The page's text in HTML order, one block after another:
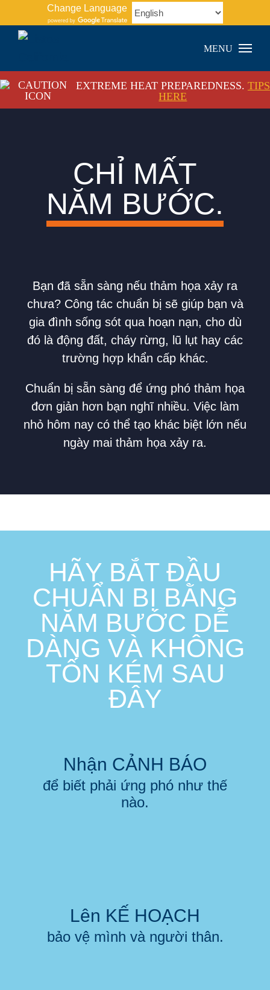
to
Change Language
EXTREME HEAT PREPAREDNESS. TIPS
HERE
CHỈ MẤT
NĂM BƯỚC.
Bạn đã sẵn sàng nếu thảm họa xảy ra
chưa? Công tác chuẩn bị sẽ giúp bạn và
gia đình sống sót qua hoạn nạn, cho dù
đó là động đất, cháy rừng, lũ lụt hay các
trường hợp khẩn cấp khác.
Chuẩn bị sẵn sàng để ứng phó thảm họa
đơn giản hơn bạn nghĩ nhiều. Việc làm
nhỏ hôm nay có thể tạo khác biệt lớn nếu
ngày mai thảm họa xảy ra.
HÃY BẮT ĐẦU
CHUẨN BỊ BẰNG
NĂM BƯỚC DỄ
DÀNG VÀ KHÔNG
TỐN KÉM SAU
ĐÂY
Nhận CẢNH BÁO
để biết phải ứng phó như thế
nào.
Lên KẾ HOẠCH
bảo vệ mình và người thân.